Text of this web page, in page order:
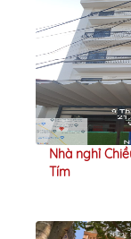
Nhà nghỉ
Tím